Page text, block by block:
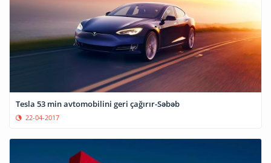
Tesla 53 min avtomobilini geri çağırır-Səbəb
22-04-2017